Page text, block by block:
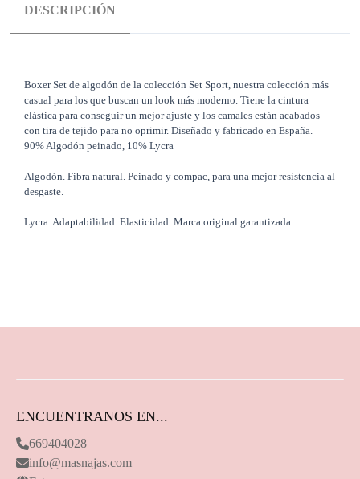
DESCRIPCIÓN
Boxer Set de algodón de la colección Set Sport, nuestra colección más
casual para los que buscan un look más moderno. Tiene la cintura
elástica para conseguir un mejor ajuste y los camales están acabados
con tira de tejido para no oprimir. Diseñado y fabricado en España.
90% Algodón peinado, 10% Lycra
Algodón. Fibra natural. Peinado y compac, para una mejor resistencia al
desgaste.
Lycra. Adaptabilidad. Elasticidad. Marca original garantizada.
ENCUENTRANOS EN...
669404028
info@masnajas.com